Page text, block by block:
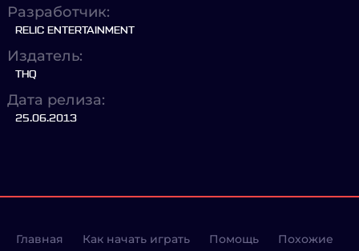
Разработчик:
RELIC ENTERTAINMENT
Издатель:
THQ
Дата релиза:
25.06.2013
Главная Как начать играть Помощь Похожие